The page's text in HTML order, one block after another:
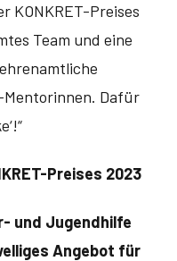
KONKRET-Preises
Team und eine
Mentorinnen. Dafür
Preises 2023
und Jugendhilfe
Angebot für